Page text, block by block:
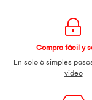
Compra fácil y
En solo 6 simples
video